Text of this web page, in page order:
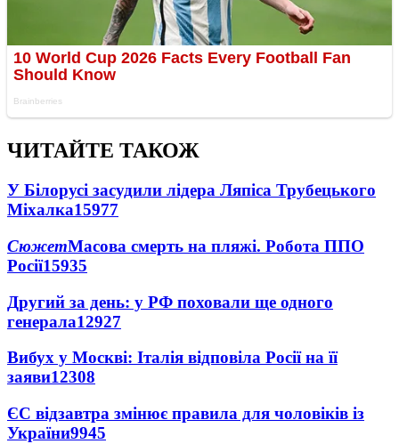
ЧИТАЙТЕ ТАКОЖ
У Білорусі засудили лідера Ляпіса Трубецького
Міхалка15977
СюжетМасова смерть на пляжі. Робота ППО
Росії15935
Другий за день: у РФ поховали ще одного
генерала12927
Вибух у Москві: Італія відповіла Росії на її
заяви12308
ЄС відзавтра змінює правила для чоловіків із
України9945